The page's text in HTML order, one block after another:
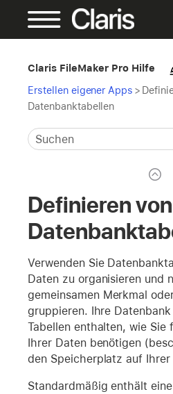
Claris FileMaker Pro Hilfe
Erstellen eigener Apps >
Datenbanktabellen
Definieren von
Verwenden Sie
Daten zu organisieren und
gemeinsamen Merkmal
gruppieren. Ihre
Tabellen enthalten, wie Sie
Ihrer Daten benötigen
den Speicherplatz auf
Standardmäßig enthält